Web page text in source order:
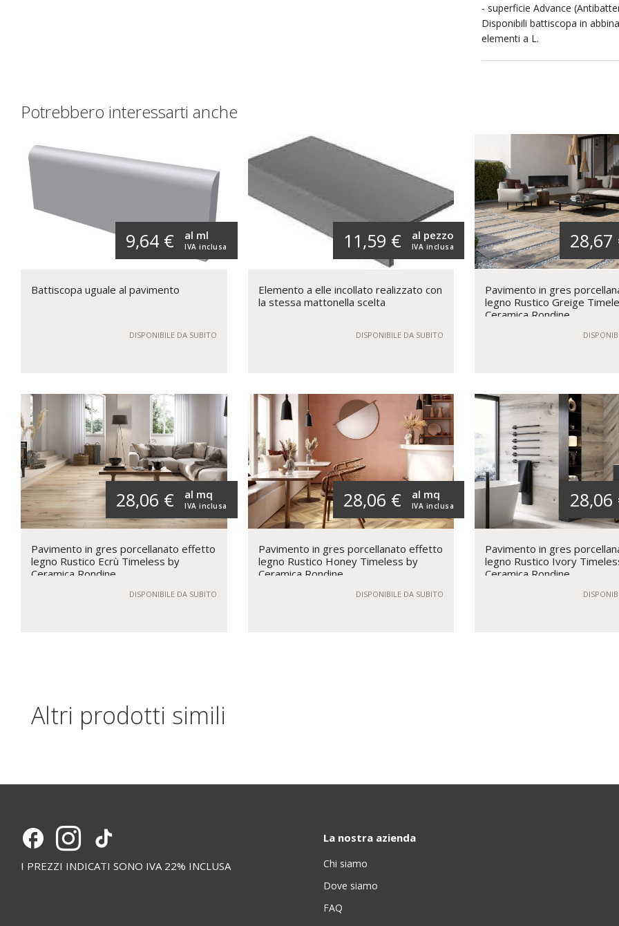
- superficie Advance
Disponibili battiscopa in
elementi a L.
Potrebbero interessarti anche
9,64 € IVA inclusa
al ml
Battiscopa uguale al pavimento
DISPONIBILE DA SUBITO
11,59 € IVA inclusa
al pezzo
Elemento a elle incollato realizzato con
la stessa mattonella scelta
DISPONIBILE DA SUBITO
28,67
Pavimento in gres
legno Rustico Greige
Ceramica Rondine
28,06 € IVA inclusa
al mq
Pavimento in gres porcellanato effetto
legno Rustico Ecrù Timeless by
Ceramica Rondine
DISPONIBILE DA SUBITO
28,06 € IVA inclusa
al mq
Pavimento in gres porcellanato effetto
legno Rustico Honey Timeless by
Ceramica Rondine
DISPONIBILE DA SUBITO
28,06
Pavimento in gres
legno Rustico Ivory
Ceramica Rondine
Altri prodotti simili
I PREZZI INDICATI SONO IVA 22% INCLUSA
La nostra azienda
Chi siamo
Dove siamo
FAQ